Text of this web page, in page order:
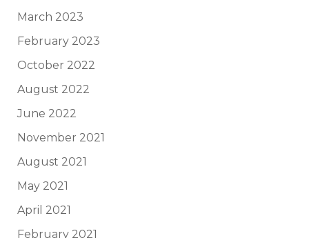
March 2023
February 2023
October 2022
August 2022
June 2022
November 2021
August 2021
May 2021
April 2021
February 2021